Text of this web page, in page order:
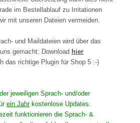
im Bestellablauf zu Irritationen
mit unseren Dateien vermeiden.
und Maildateien wird über das
gemacht: Download hier
das richtige Plugin für Shop 5 :-)
jeweiligen Sprach- und/oder
ein Jahrkostenlose Updates.
funktionieren die Sprach- &